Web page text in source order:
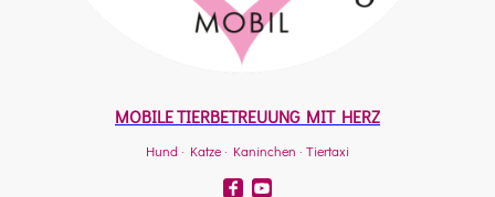
MOBILE TIERBETREUUNG MIT HERZ
Hund · Katze · Kaninchen · Tiertaxi